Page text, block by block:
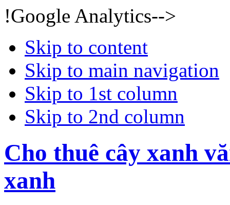
!Google Analytics-->
Skip to content
Skip to main navigation
Skip to 1st column
Skip to 2nd column
Cho thuê cây xanh
xanh